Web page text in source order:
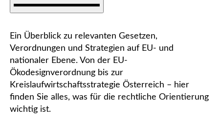
Ein Überblick zu relevanten Gesetzen,
Verordnungen und Strategien auf EU- und
nationaler Ebene. Von der EU-
Ökodesignverordnung bis zur
Kreislaufwirtschaftsstrategie Österreich – hier
finden Sie alles, was für die rechtliche Orientierung
wichtig ist.